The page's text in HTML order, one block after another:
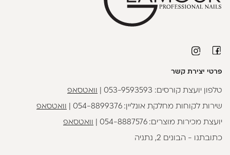
פרטי יצירת קשר
טלפון יועצת קורסים: 053-9593593 וואטסאפ
שירות לקוחות מחלקת אונליין:054-8899376 וואטסאפ
יועצת מכירות מוצרים:054-8887576 וואטסאפ
כתובתנו - הבונים 2, נתניה